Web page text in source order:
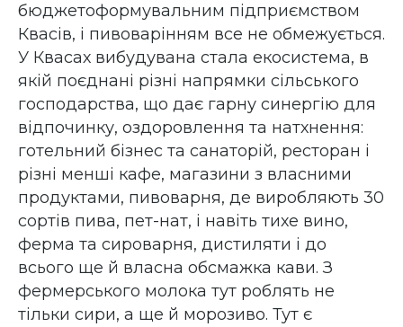
бюджетоформувальним підприємством
Квасів, і пивоварінням все не обмежується.
У Квасах вибудувана стала екосистема, в
якій поєднані різні напрямки сільського
господарства, що дає гарну синергію для
відпочинку, оздоровлення та натхнення:
готельний бізнес та санаторій, ресторан і
різні менші кафе, магазини з власними
продуктами, пивоварня, де виробляють 30
сортів пива, пет-нат, і навіть тихе вино,
ферма та сироварня, дистиляти і до
всього ще й власна обсмажка кави. З
фермерського молока тут роблять не
тільки сири, а ще й морозиво. Тут є